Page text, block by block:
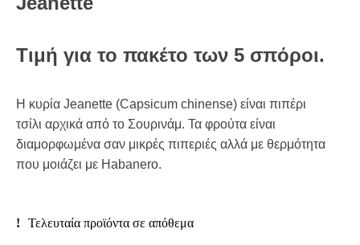
Τιμή για το πακέτο των 5 σπόροι.
Η κυρία Jeanette (Capsicum chinense) είναι πιπέρι
τσίλι αρχικά από το Σουρινάμ. Τα φρούτα είναι
διαμορφωμένα σαν μικρές πιπεριές αλλά με θερμότητα
που μοιάζει με Habanero.
Τελευταία προϊόντα σε απόθεμα